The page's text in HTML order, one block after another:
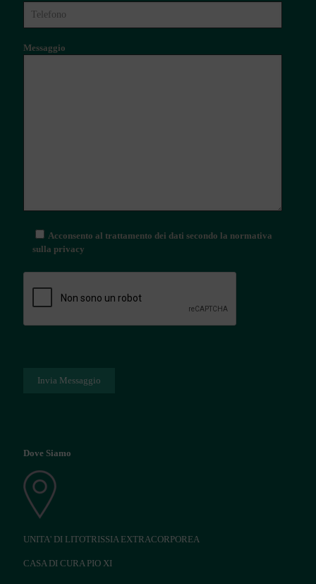
Messaggio
Acconsento al trattamento dei dati secondo la normativa
sulla privacy
Dove Siamo
UNITA' DI LITOTRISSIA EXTRACORPOREA
CASA DI CURA PIO XI